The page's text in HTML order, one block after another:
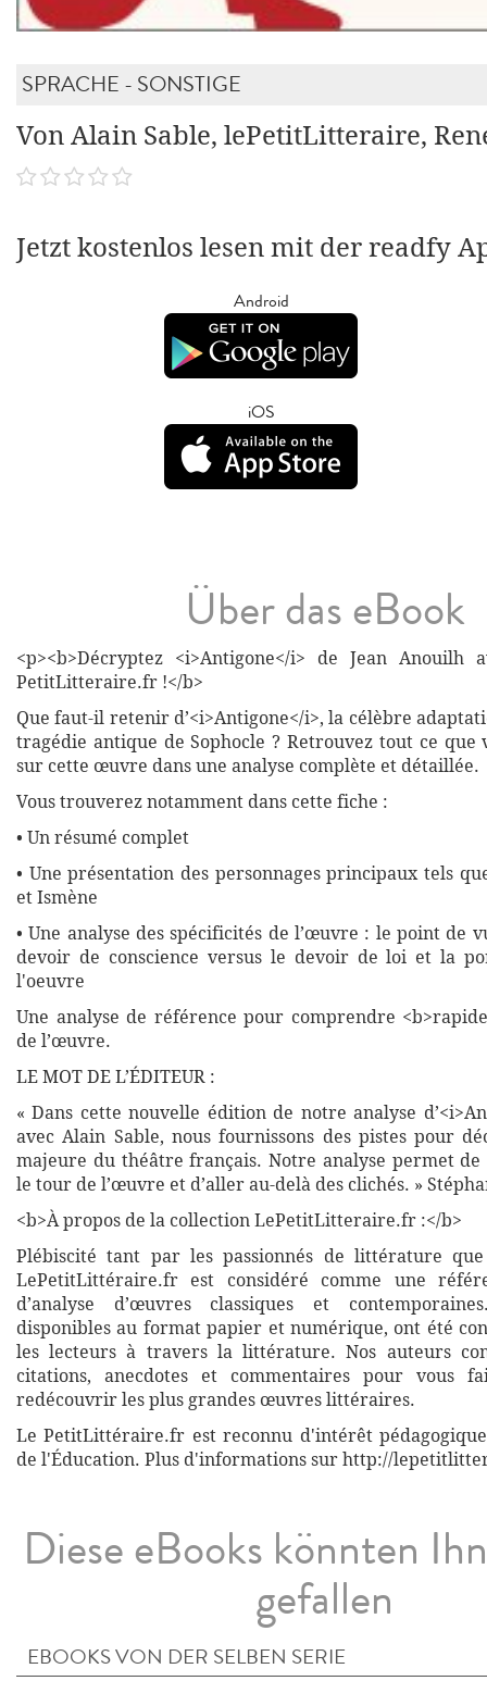
SPRACHE - SONSTIGE
Von Alain Sable, lePetitLitteraire,
Jetzt kostenlos lesen mit der readfy
Android
iOS
Über das eBook
<p><b>Décryptez <i>Antigone</i> de Jean Anouilh
PetitLitteraire.fr !</b>
Que faut-il retenir d’<i>Antigone</i>, la célèbre
tragédie antique de Sophocle ? Retrouvez tout ce que
sur cette œuvre dans une analyse complète et détaillée.
Vous trouverez notamment dans cette fiche :
• Un résumé complet
• Une présentation des personnages principaux tels
et Ismène
• Une analyse des spécificités de l’œuvre : le point de
devoir de conscience versus le devoir de loi et la
l'oeuvre
Une analyse de référence pour comprendre
de l’œuvre.
LE MOT DE L’ÉDITEUR :
« Dans cette nouvelle édition de notre analyse
avec Alain Sable, nous fournissons des pistes pour
majeure du théâtre français. Notre analyse permet
le tour de l’œuvre et d’aller au-delà des clichés. »
<b>À propos de la collection LePetitLitteraire.fr :</b>
Plébiscité tant par les passionnés de littérature
LePetitLittéraire.fr est considéré comme une
d’analyse d’œuvres classiques et
disponibles au format papier et numérique, ont été
les lecteurs à travers la littérature. Nos auteurs
citations, anecdotes et commentaires pour vous
redécouvrir les plus grandes œuvres littéraires.
Le PetitLittéraire.fr est reconnu d'intérêt
de l'Éducation. Plus d'informations sur http://
Diese eBooks könnten
gefallen
EBOOKS VON DER SELBEN SERIE